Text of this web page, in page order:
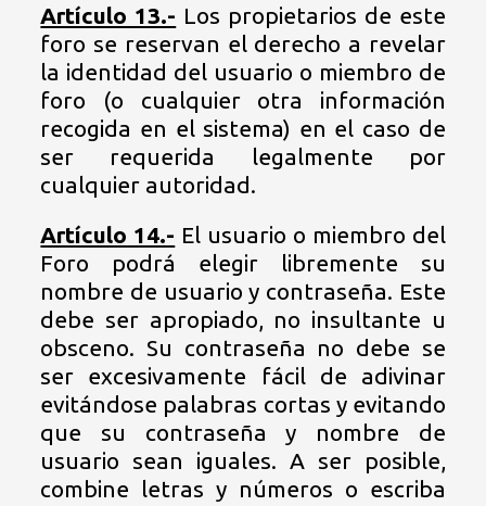
Artículo 13.- Los propietarios de este
foro se reservan el derecho a revelar
la identidad del usuario o miembro de
foro (o cualquier otra información
recogida en el sistema) en el caso de
ser requerida legalmente por
cualquier autoridad.
Artículo 14.- El usuario o miembro del
Foro podrá elegir libremente su
nombre de usuario y contraseña. Este
debe ser apropiado, no insultante u
obsceno. Su contraseña no debe se
ser excesivamente fácil de adivinar
evitándose palabras cortas y evitando
que su contraseña y nombre de
usuario sean iguales. A ser posible,
combine letras y números o escriba